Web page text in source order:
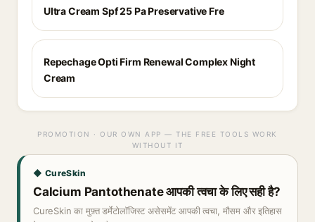
Ultra Cream Spf 25 Pa Preservative Fre
Repechage Opti Firm Renewal Complex Night
Cream
PROMOTION · OUR OWN APP — THE FREE TOOLS WORK
WITHOUT IT
◆ CureSkin
Calcium Pantothenate आपकी त्वचा के लिए सही है?
CureSkin का मुफ़्त डर्मेटोलॉजिस्ट असेसमेंट आपकी त्वचा, मौसम और इतिहास